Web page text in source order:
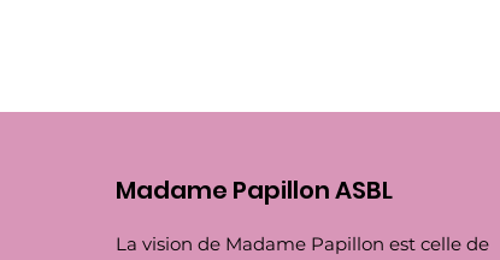
Madame Papillon ASBL
La vision de Madame Papillon est celle de